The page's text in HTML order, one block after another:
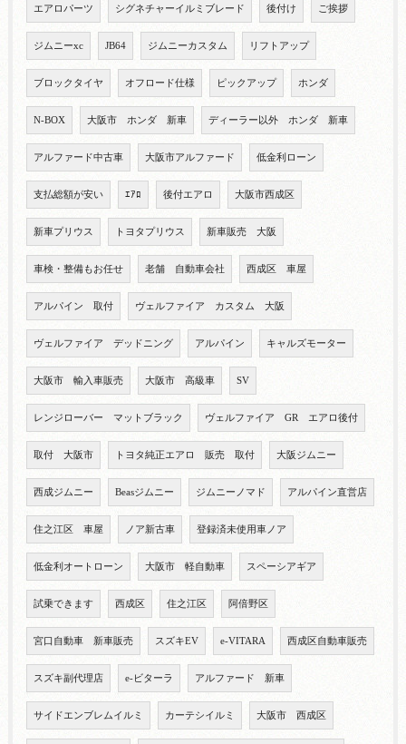
エアロパーツ シグネチャーイルミブレード 後付け ご挨拶
ジムニーxc JB64 ジムニーカスタム リフトアップ
ブロックタイヤ オフロード仕様 ピックアップ ホンダ
N-BOX 大阪市 ホンダ 新車 ディーラー以外 ホンダ 新車
アルファード中古車 大阪市アルファード 低金利ローン
支払総額が安い ｴｱﾛ 後付エアロ 大阪市西成区
新車プリウス トヨタプリウス 新車販売 大阪
車検・整備もお任せ 老舗 自動車会社 西成区 車屋
アルパイン 取付 ヴェルファイア カスタム 大阪
ヴェルファイア デッドニング アルパイン キャルズモーター
大阪市 輸入車販売 大阪市 高級車 SV
レンジローバー マットブラック ヴェルファイア GR エアロ後付
取付 大阪市 トヨタ純正エアロ 販売 取付 大阪ジムニー
西成ジムニー Beasジムニー ジムニーノマド アルパイン直営店
住之江区 車屋 ノア新古車 登録済未使用車ノア
低金利オートローン 大阪市 軽自動車 スペーシアギア
試乗できます 西成区 住之江区 阿倍野区
宮口自動車 新車販売 スズキEV e-VITARA 西成区自動車販売
スズキ副代理店 e-ビターラ アルファード 新車
サイドエンブレムイルミ カーテシイルミ 大阪市 西成区